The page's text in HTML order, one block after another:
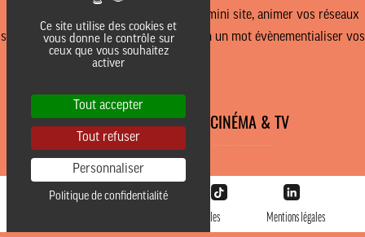
communication pour un film. Créer un mini site, animer vos réseaux
sociaux avec des contenus originaux. En un mot évènementialiser vos
NOS AUTRES PROJETS CINÉMA & TV
________________________________
Données personnelles Mentions légales
Ce site utilise des cookies et
vous donne le contrôle sur
ceux que vous souhaitez
activer
Tout accepter
Tout refuser
Personnaliser
Politique de confidentialité